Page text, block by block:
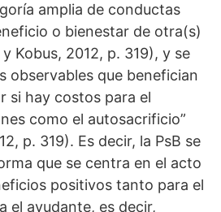
amplia de conductas
o bienestar de otra(s)
Kobus, 2012, p. 319), y se
observables que benefician
si hay costos para el
como el autosacrificio”
p. 319). Es decir, la PsB se
que se centra en el acto
positivos tanto para el
el ayudante, es decir,